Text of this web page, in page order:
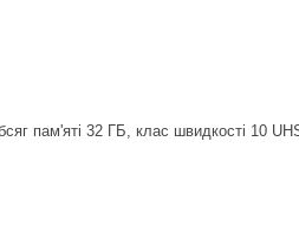
пам'яті 32 ГБ, клас швидкості 10